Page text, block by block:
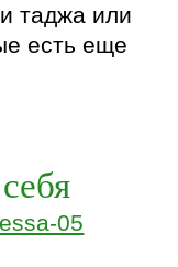
таджа или
есть еще
05